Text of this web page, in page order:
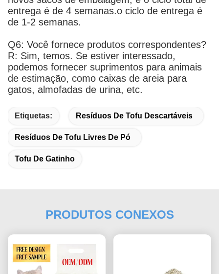
entrega é de 4 semanas.o ciclo de entrega é
de 1-2 semanas.
Q6: Você fornece produtos correspondentes?
R: Sim, temos. Se estiver interessado,
podemos fornecer suprimentos para animais
de estimação, como caixas de areia para
gatos, almofadas de urina, etc.
Etiquetas: Resíduos De Tofu Descartáveis
Resíduos De Tofu Livres De Pó
Tofu De Gatinho
PRODUTOS CONEXOS